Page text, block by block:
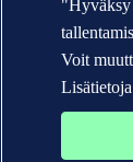
"Hyväksy
Voit
Lisätietoja